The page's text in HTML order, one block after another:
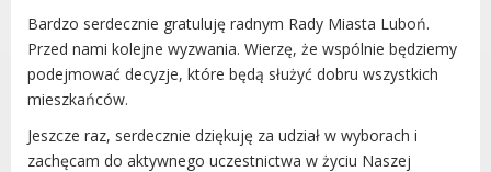
Komisje Rady Miasta Luboń
Terminarz spotkań komisji
Uchwały Rady Miasta Luboń
Młodzieżowa Rada Miasta Luboń
Rada Gospodarcza
Bardzo serdecznie gratuluję radnym Rady Miasta Luboń.
Przed nami kolejne wyzwania. Wierzę, że wspólnie będziemy
podejmować decyzje, które będą służyć dobru wszystkich
mieszkańców.
Jeszcze raz, serdecznie dziękuję za udział w wyborach i
zachęcam do aktywnego uczestnictwa w życiu Naszej